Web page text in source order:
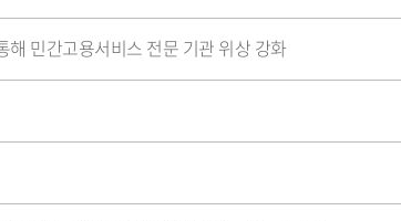
해 민간고용서비스 전문 기관 위상 강화